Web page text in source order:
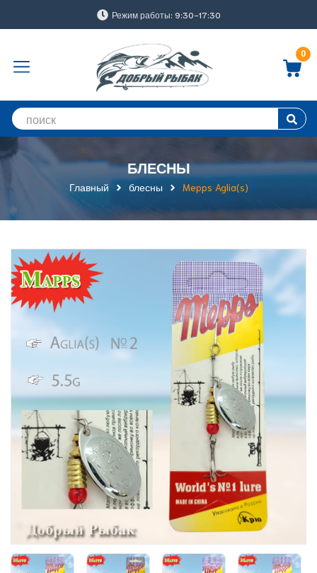
Режим работы: 9:30-17:30
0
БЛЕСНЫ
Главный блесны Mepps Aglia(s)